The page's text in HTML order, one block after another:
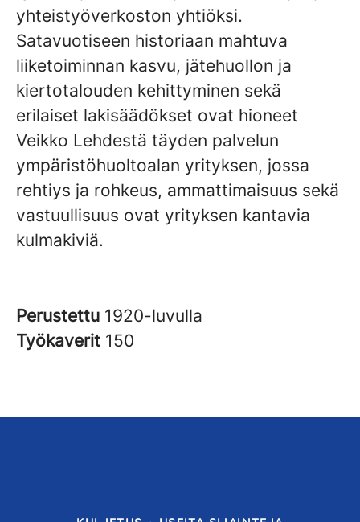
yhteistyöverkoston yhtiöksi.
Satavuotiseen historiaan mahtuva
liiketoiminnan kasvu, jätehuollon ja
kiertotalouden kehittyminen sekä
erilaiset lakisäädökset ovat hioneet
Veikko Lehdestä täyden palvelun
ympäristöhuoltoalan yrityksen, jossa
rehtiys ja rohkeus, ammattimaisuus sekä
vastuullisuus ovat yrityksen kantavia
kulmakiviä.
Perustettu 1920-luvulla
Työkaverit 150